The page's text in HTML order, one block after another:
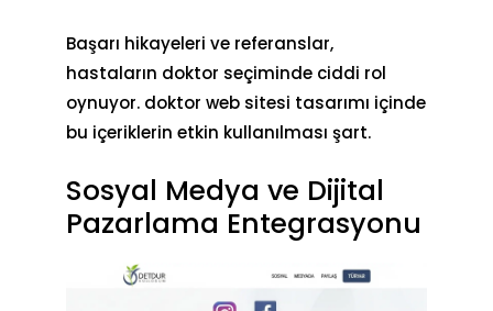
Başarı hikayeleri ve referanslar,
hastaların doktor seçiminde ciddi rol
oynuyor. doktor web sitesi tasarımı içinde
bu içeriklerin etkin kullanılması şart.
Sosyal Medya ve Dijital
Pazarlama Entegrasyonu